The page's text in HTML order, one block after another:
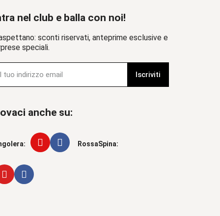
nel club e balla con noi!
sconti riservati, anteprime esclusive e
speciali.
Iscriviti
anche su:
RossaSpina: